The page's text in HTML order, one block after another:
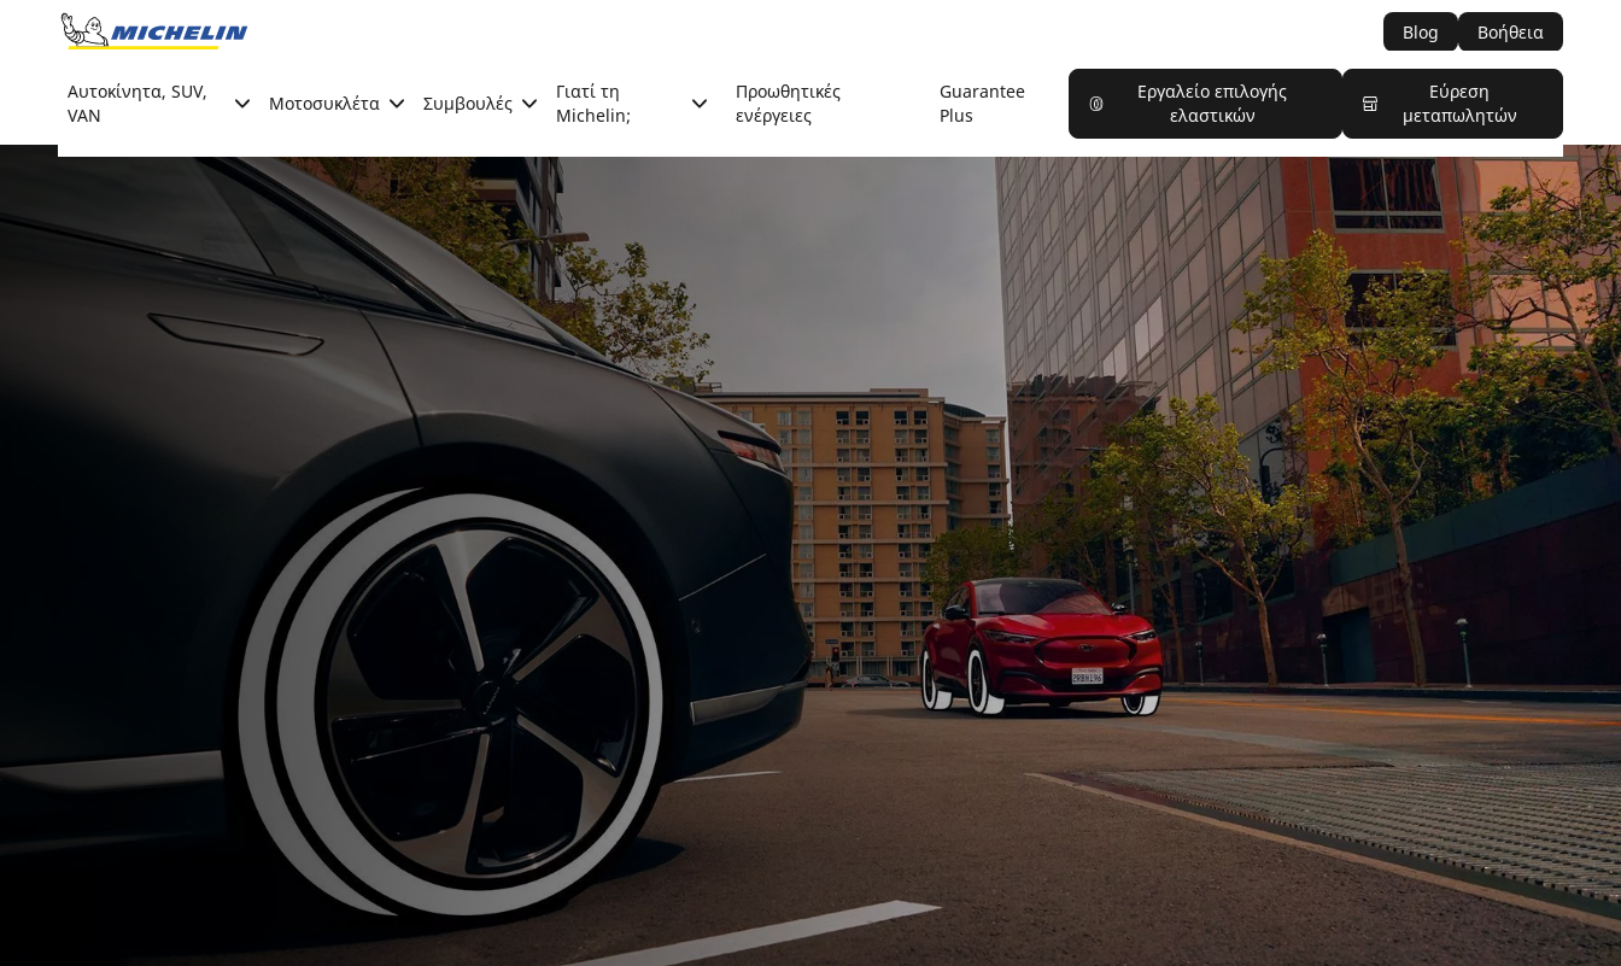
Go to page content
Blog Βοήθεια
Αυτοκίνητα, SUV,
VAN
Μοτοσυκλέτα Συμβουλές
Γιατί τη
Michelin;
Προωθητικές
ενέργειες
Guarantee
Plus
Εργαλείο επιλογής
ελαστικών
Εύρεση
μεταπωλητών